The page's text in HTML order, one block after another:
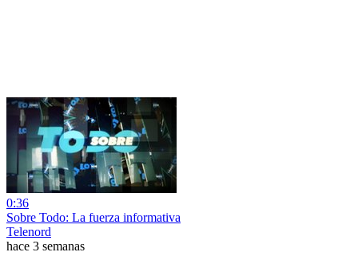
0:36
Sobre Todo: La fuerza informativa
Telenord
hace 3 semanas